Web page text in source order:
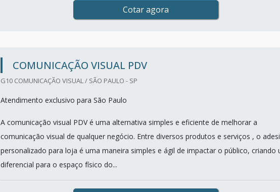
Cotar agora
COMUNICAÇÃO VISUAL PDV
G10 COMUNICAÇÃO VISUAL / SÃO PAULO - SP
Atendimento exclusivo para São Paulo
A comunicação visual PDV é uma alternativa simples e eficiente de melhorar a
comunicação visual de qualquer negócio. Entre diversos produtos e serviços , o
personalizado para loja é uma maneira simples e ágil de impactar o público, criando
diferencial para o espaço físico do...